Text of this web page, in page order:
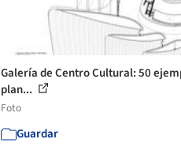
Galería de Centro Cultural: 50
plan...
Foto
Guardar